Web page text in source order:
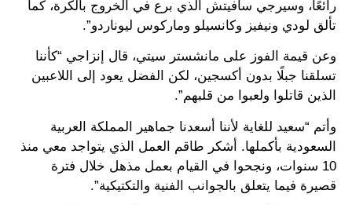
رائعًا، وسيرجي سافيتش الذي برع في الخروج بالكرة، كما
تألق لودي ونيفيز وكانسيلو وماركوس ليوناردو”.
وعن قيمة الفوز على مانشستر سيتي، قال إنزاجي “كأننا
تسلقنا جبلًا بدون أكسجين، لكن الفضل يعود إلى اللاعبين
الذين قاتلوا ولعبوا من قلبهم”.
وأتم “سعيد للغاية لأننا أسعدنا جماهير المملكة العربية
السعودية بأكملها. أشكر طاقم العمل الذي يتواجد معي منذ
10 سنوات، ونجحوا في القيام بعمل مذهل خلال فترة
قصيرة فيما يتعلق بالجوانب الفنية والتكتيكية”.